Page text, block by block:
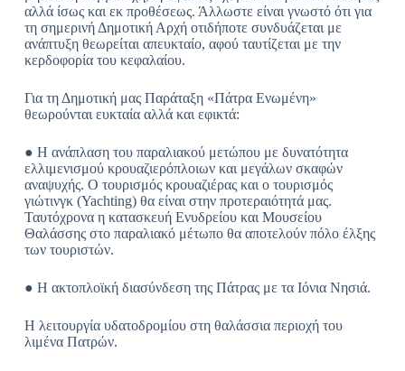
αλλά ίσως και εκ προθέσεως. Άλλωστε είναι γνωστό ότι για
τη σημερινή Δημοτική Αρχή οτιδήποτε συνδυάζεται με
ανάπτυξη θεωρείται απευκταίο, αφού ταυτίζεται με την
κερδοφορία του κεφαλαίου.
Για τη Δημοτική μας Παράταξη «Πάτρα Ενωμένη»
θεωρούνται ευκταία αλλά και εφικτά:
● Η ανάπλαση του παραλιακού μετώπου με δυνατότητα
ελλιμενισμού κρουαζιερόπλοιων και μεγάλων σκαφών
αναψυχής. Ο τουρισμός κρουαζιέρας και ο τουρισμός
γιώτινγκ (Yachting) θα είναι στην προτεραιότητά μας.
Ταυτόχρονα η κατασκευή Ενυδρείου και Μουσείου
Θαλάσσης στο παραλιακό μέτωπο θα αποτελούν πόλο έλξης
των τουριστών.
● Η ακτοπλοϊκή διασύνδεση της Πάτρας με τα Ιόνια Νησιά.
Η λειτουργία υδατοδρομίου στη θαλάσσια περιοχή του
λιμένα Πατρών.